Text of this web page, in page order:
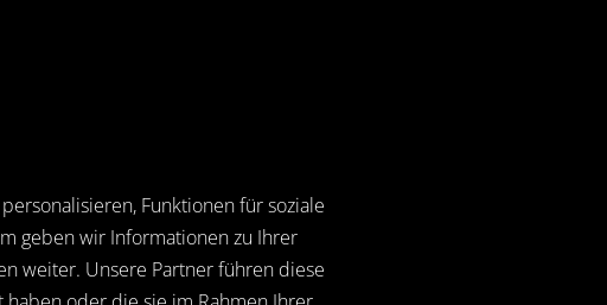
Funktionen für soziale
geben wir Informationen zu Ihrer
weiter. Unsere Partner führen diese